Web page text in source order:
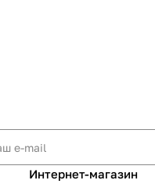
Интернет-магазин